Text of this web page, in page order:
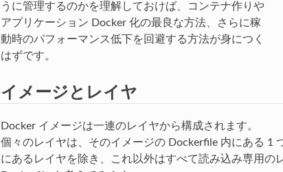
うに管理するのかを理解しておけば、コンテナ作りや
アプリケーション Docker 化の最良な方法、さらに稼
動時のパフォーマンス低下を回避する方法が身につく
はずです。
イメージとレイヤ
Docker イメージは一連のレイヤから構成されます。
個々のレイヤは、そのイメージの Dockerfile 内にある 1
にあるレイヤを除き、これ以外はすべて読み込み専用の